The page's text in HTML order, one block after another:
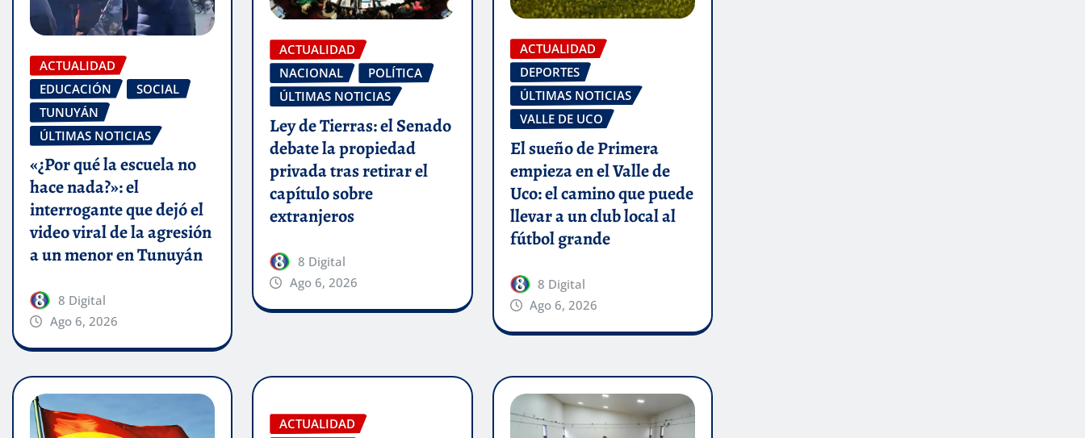
ACTUALIDAD
EDUCACIÓN
SOCIAL
TUNUYÁN
ÚLTIMAS NOTICIAS
«¿Por qué la escuela no
hace nada?»: el
interrogante que dejó el
video viral de la agresión
a un menor en Tunuyán
8 Digital
Ago 6, 2026
ACTUALIDAD
NACIONAL
POLÍTICA
ÚLTIMAS NOTICIAS
Ley de Tierras: el Senado
debate la propiedad
privada tras retirar el
capítulo sobre
extranjeros
8 Digital
Ago 6, 2026
ACTUALIDAD
DEPORTES
ÚLTIMAS NOTICIAS
VALLE DE UCO
El sueño de Primera
empieza en el Valle de
Uco: el camino que puede
llevar a un club local al
fútbol grande
8 Digital
Ago 6, 2026
ACTUALIDAD